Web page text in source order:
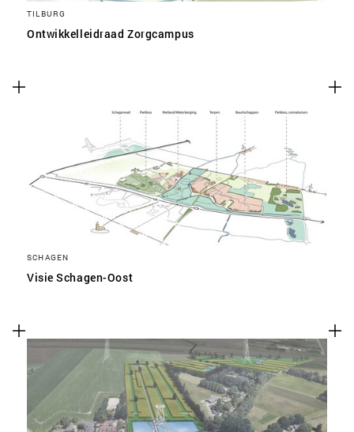
TILBURG
Ontwikkelleidraad Zorgcampus
SCHAGEN
Visie Schagen-Oost